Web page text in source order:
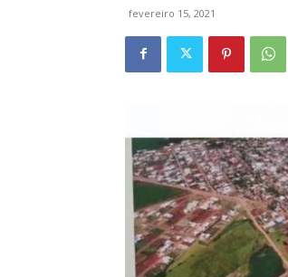
fevereiro 15, 2021